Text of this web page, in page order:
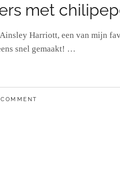
met
Harriott, een van mijn
snel gemaakt! …